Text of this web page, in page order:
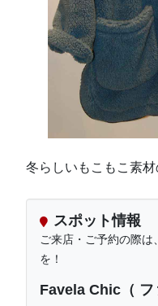
冬らしいもこもこ素材
スポット情報
ご来店・ご予約の際
を！
Favela Chic（ フ